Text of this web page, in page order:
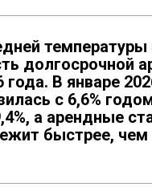
температуры
долгосрочной
В январе
с 6,6%
а арендные
быстрее, чем